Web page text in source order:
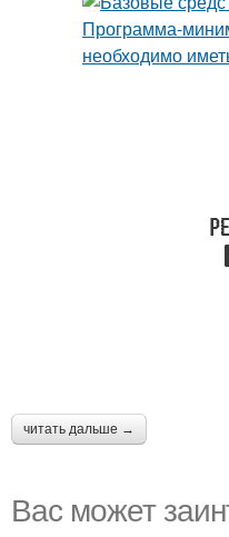
читать дальше →
Вас может